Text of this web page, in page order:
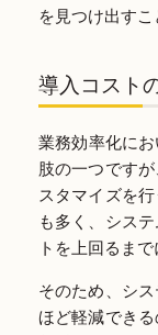
を見つけ出すこ
導入コスト
業務効率化に
肢の一つです
スタマイズを
も多く、シス
トを上回るま
そのため、シ
ほど軽減でき